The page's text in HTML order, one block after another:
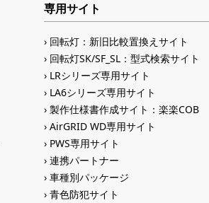
専用サイト
回転灯：新旧比較置換えサイト
回転灯SK/SF_SL：型式検索サイト
LRシリーズ専用サイト
LA6シリーズ専用サイト
製作仕様書作成サイト：楽楽COB
AirGRID WD専用サイト
PWS専用サイト
連携パートナー
車種別パッケージ
青色防犯サイト